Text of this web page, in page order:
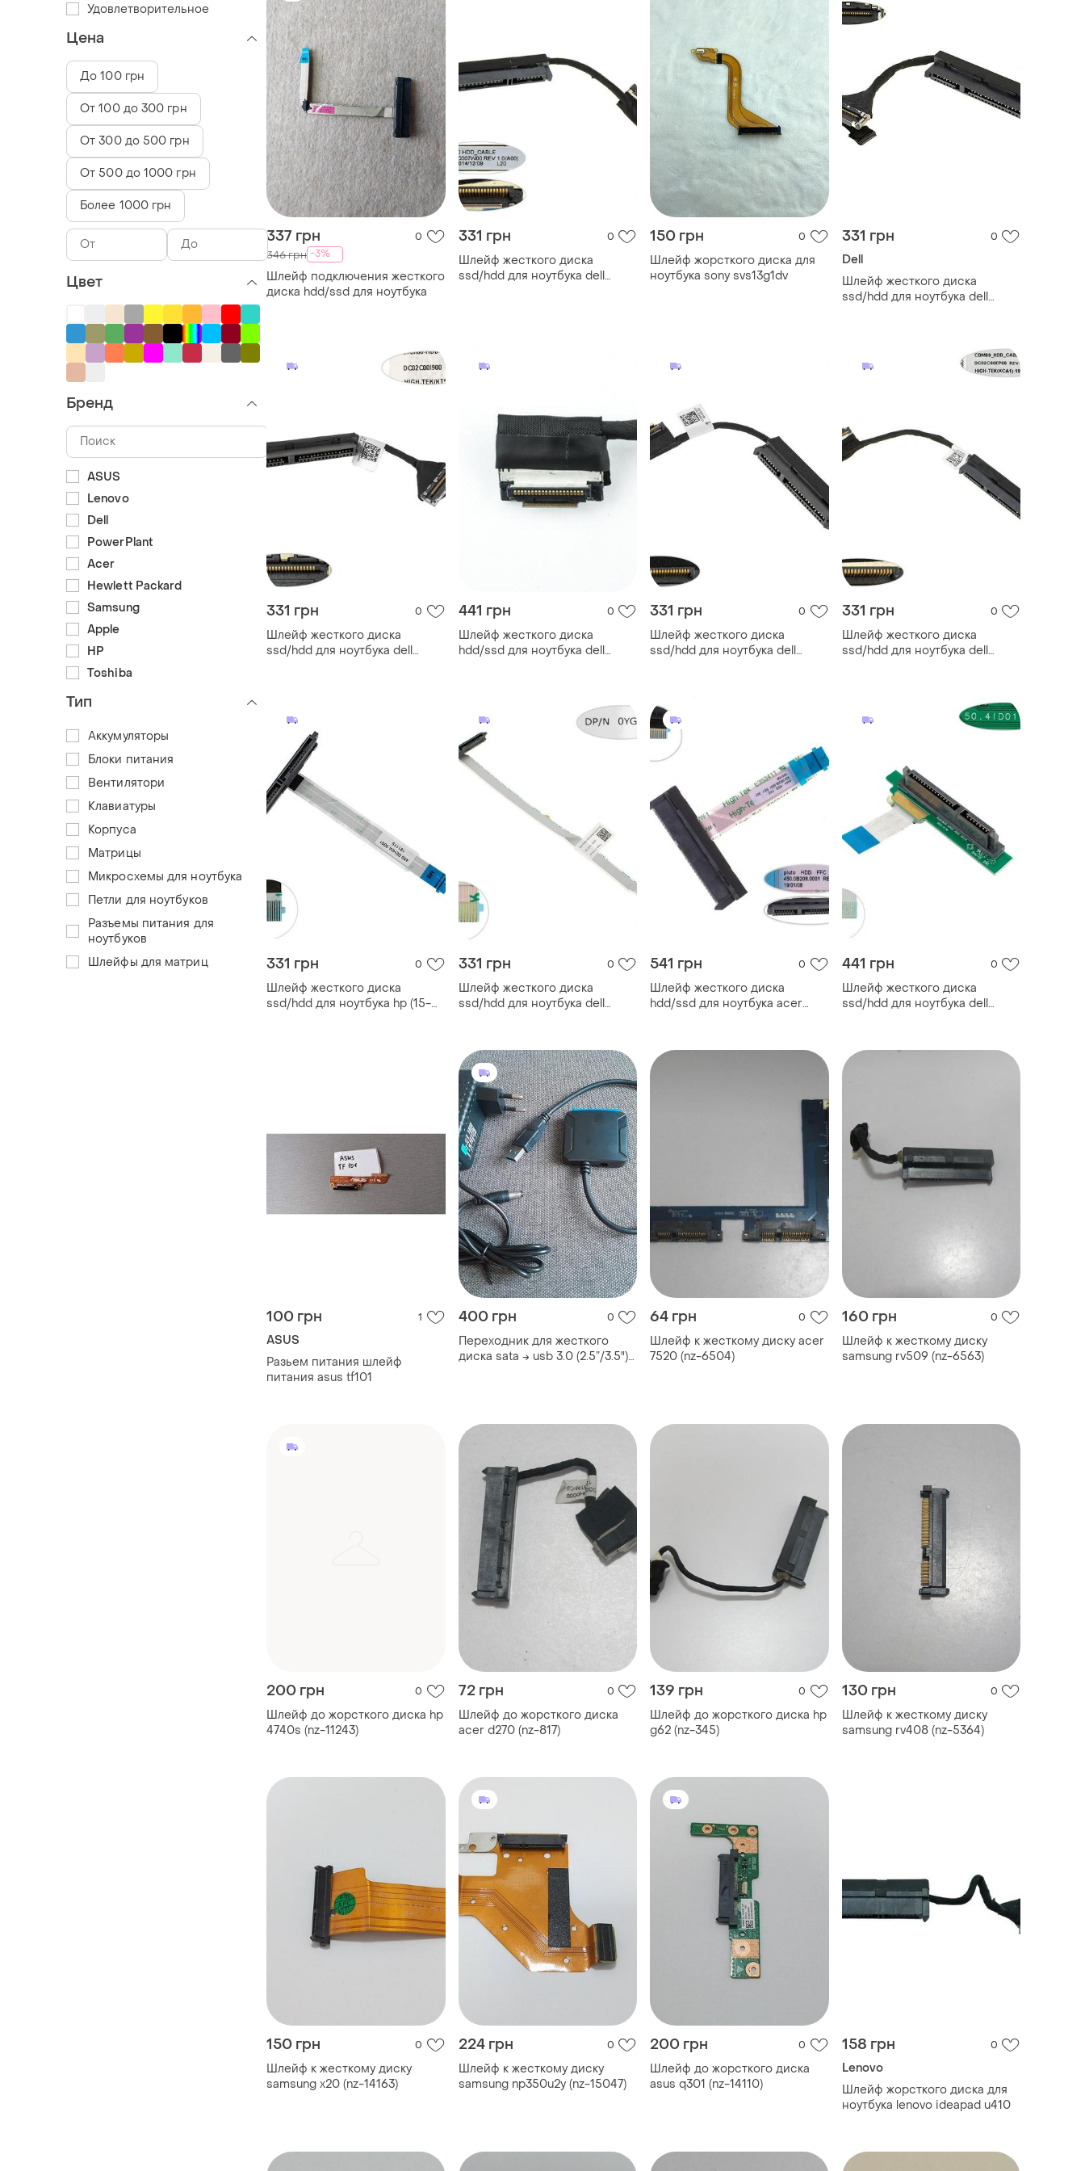
337 грн 0
346 грн -3%
Шлейф подключения жесткого
диска hdd/ssd для ноутбука
331 грн 0
Шлейф жесткого диска
ssd/hdd для ноутбука dell
150 грн 0
Шлейф жорсткого диска для
ноутбука sony svs13g1dv
331 грн 0
Dell
Шлейф жесткого диска
ssd/hdd для ноутбука dell
331 грн 0
Шлейф жесткого диска
ssd/hdd для ноутбука dell
441 грн 0
Шлейф жесткого диска
hdd/ssd для ноутбука dell
331 грн 0
Шлейф жесткого диска
ssd/hdd для ноутбука dell
331 грн 0
Шлейф жесткого диска
ssd/hdd для ноутбука dell
331 грн 0
Шлейф жесткого диска
ssd/hdd для ноутбука hp (15-
331 грн 0
Шлейф жесткого диска
ssd/hdd для ноутбука dell
541 грн 0
Шлейф жесткого диска
hdd/ssd для ноутбука acer
441 грн 0
Шлейф жесткого диска
ssd/hdd для ноутбука dell
100 грн 1
ASUS
Разьем питания шлейф
питания asus tf101
400 грн 0
Переходник для жесткого
диска sata → usb 3.0 (2.5”/3.5")
64 грн 0
Шлейф к жесткому диску acer
7520 (nz-6504)
160 грн 0
Шлейф к жесткому диску
samsung rv509 (nz-6563)
200 грн 0
Шлейф до жорсткого диска hp
4740s (nz-11243)
72 грн 0
Шлейф до жорсткого диска
acer d270 (nz-817)
139 грн 0
Шлейф до жорсткого диска hp
g62 (nz-345)
130 грн 0
Шлейф к жесткому диску
samsung rv408 (nz-5364)
150 грн 0
Шлейф к жесткому диску
samsung x20 (nz-14163)
224 грн 0
Шлейф к жесткому диску
samsung np350u2y (nz-15047)
200 грн 0
Шлейф до жорсткого диска
asus q301 (nz-14110)
158 грн 0
Lenovo
Шлейф жорсткого диска для
ноутбука lenovo ideapad u410
Удовлетворительное
Цена
До 100 грн
От 100 до 300 грн
От 300 до 500 грн
От 500 до 1000 грн
Более 1000 грн
Цвет
Бренд
ASUS
Lenovo
Dell
PowerPlant
Acer
Hewlett Packard
Samsung
Apple
HP
Toshiba
Тип
Аккумуляторы
Блоки питания
Вентилятори
Клавиатуры
Корпуса
Матрицы
Микросхемы для ноутбука
Петли для ноутбуков
Разъемы питания для
ноутбуков
Шлейфы для матриц